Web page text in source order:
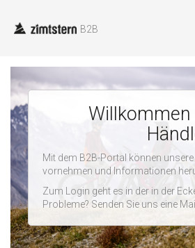
B2B
Mit dem B2B-Portal können
vornehmen und Informationen
Zum Login geht es in der in der
Probleme? Senden Sie uns eine